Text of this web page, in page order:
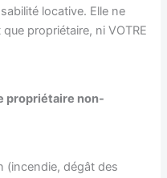
locative. Elle ne
propriétaire, ni VOTRE
propriétaire non-
(incendie, dégât des